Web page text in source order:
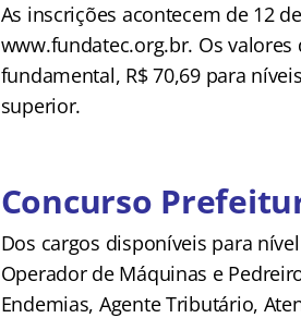
As inscrições acontecem de 12
www.fundatec.org.br. Os valores
fundamental, R$ 70,69 para
superior.
Concurso
Dos cargos disponíveis para
Operador de Máquinas e
Endemias, Agente Tributário,